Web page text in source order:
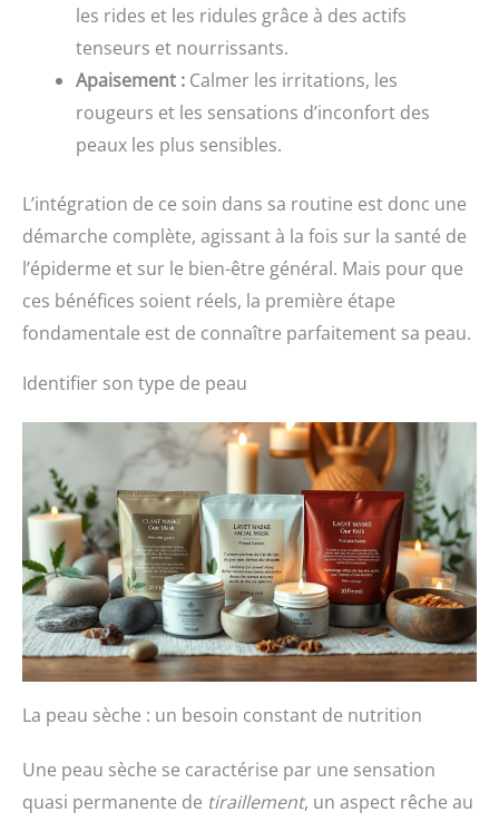
les rides et les ridules grâce à des actifs
tenseurs et nourrissants.
Apaisement : Calmer les irritations, les
rougeurs et les sensations d’inconfort des
peaux les plus sensibles.
L’intégration de ce soin dans sa routine est donc une
démarche complète, agissant à la fois sur la santé de
l’épiderme et sur le bien-être général. Mais pour que
ces bénéfices soient réels, la première étape
fondamentale est de connaître parfaitement sa peau.
Identifier son type de peau
La peau sèche : un besoin constant de nutrition
Une peau sèche se caractérise par une sensation
quasi permanente de tiraillement, un aspect rêche au